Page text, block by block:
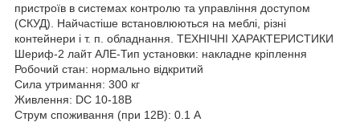
пристроїв в системах контролю та управління доступом
(СКУД). Найчастіше встановлюються на меблі, різні
контейнери і т. п. обладнання. ТЕХНІЧНІ ХАРАКТЕРИСТИКИ
Шериф-2 лайт АЛЕ-Тип установки: накладне кріплення
Робочий стан: нормально відкритий
Сила утримання: 300 кг
Живлення: DC 10-18В
Струм споживання (при 12В): 0.1 А